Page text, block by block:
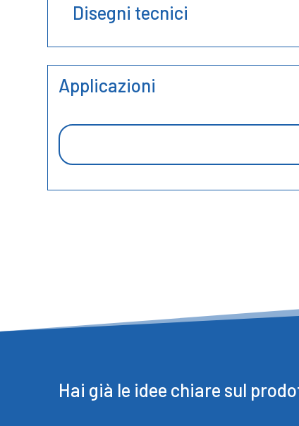
Disegni tecnici
Applicazioni
Hai già le idee chiare sul